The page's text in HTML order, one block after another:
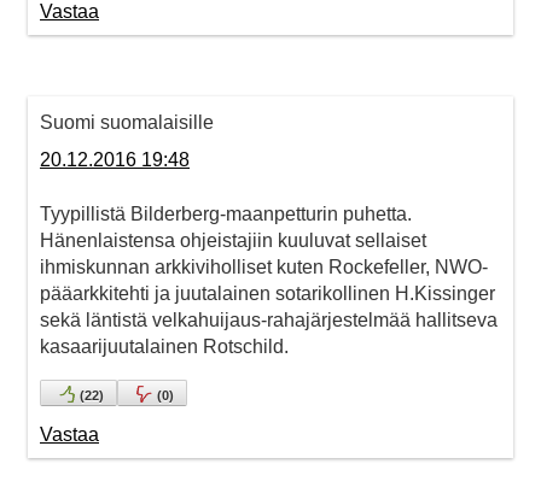
Vastaa
Suomi suomalaisille
20.12.2016 19:48
Tyypillistä Bilderberg-maanpetturin puhetta.
Hänenlaistensa ohjeistajiin kuuluvat sellaiset
ihmiskunnan arkkiviholliset kuten Rockefeller, NWO-
pääarkkitehti ja juutalainen sotarikollinen H.Kissinger
sekä läntistä velkahuijaus-rahajärjestelmää hallitseva
kasaarijuutalainen Rotschild.
(22) (0)
Vastaa